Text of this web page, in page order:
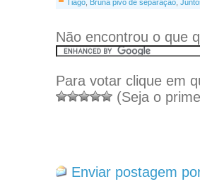
Tiago Bruna pivô de separação
Não encontrou o que
Para votar clique em
(Seja o
Enviar postagem